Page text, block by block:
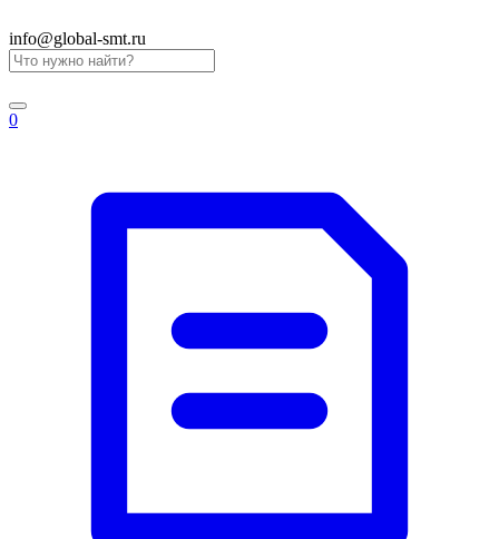
info@global-smt.ru
0